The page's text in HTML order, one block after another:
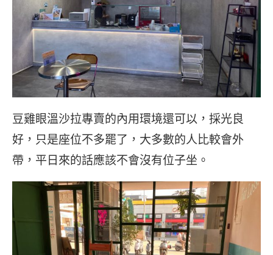
豆雞眼溫沙拉專賣的內用環境還可以，採光良
好，只是座位不多罷了，大多數的人比較會外
帶，平日來的話應該不會沒有位子坐。